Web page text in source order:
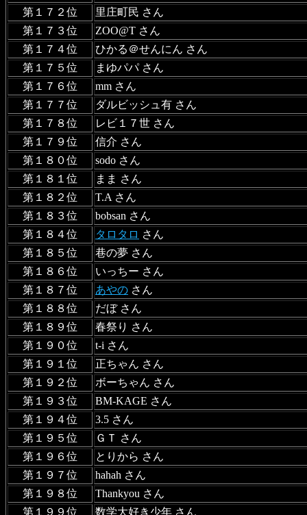
第１７２位
里庄町民 さん
第１７３位
ZOO@T さん
第１７４位
ひかる＠せんにん さん
第１７５位
まゆパパ さん
第１７６位
mm さん
第１７７位
ダルビッシュ有 さん
第１７８位
レビ１７世 さん
第１７９位
信介 さん
第１８０位
sodo さん
第１８１位
まま さん
第１８２位
T.A さん
第１８３位
bobsan さん
第１８４位
タロタロ さん
第１８５位
巷の夢 さん
第１８６位
いっちー さん
第１８７位
あやの さん
第１８８位
だぼ さん
第１８９位
春祭り さん
第１９０位
t-i さん
第１９１位
正ちゃん さん
第１９２位
ボーちゃん さん
第１９３位
BM-KAGE さん
第１９４位
3.5 さん
第１９５位
ＧＴ さん
第１９６位
とりから さん
第１９７位
hahah さん
第１９８位
Thankyou さん
第１９９位
数学大好き少年 さん